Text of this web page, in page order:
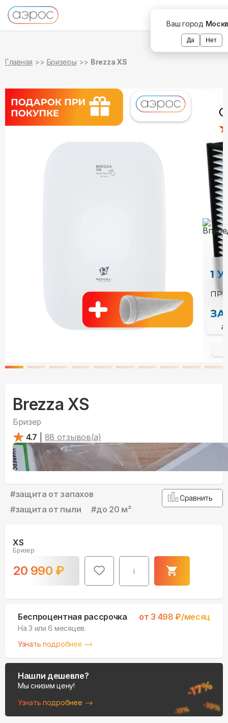
Ваш город
Да Нет
Главная Бризеры Brezza XS
Brezza XS
Бризер
4.7
88 отзывов(а)
#защита от запахов
#защита от пыли #до 20 м²
Сравнить
XS
Бризер
20 990 ₽ i
в наличии
Беспроцентная рассрочка от 3 498 ₽/месяц
На 3 или 6 месяцев.
Узнать подробнее
Нашли дешевле?
Мы снизим цену!
Узнать подробнее